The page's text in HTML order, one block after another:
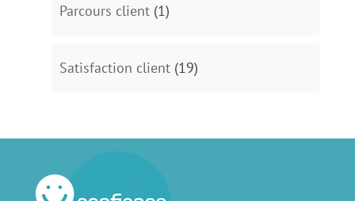
Parcours client(1)
Satisfaction client(19)